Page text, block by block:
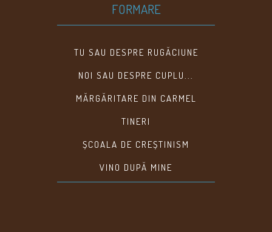
FORMARE
TU SAU DESPRE RUGĂCIUNE
NOI SAU DESPRE CUPLU...
MĂRGĂRITARE DIN CARMEL
TINERI
ȘCOALA DE CREȘTINISM
VINO DUPĂ MINE